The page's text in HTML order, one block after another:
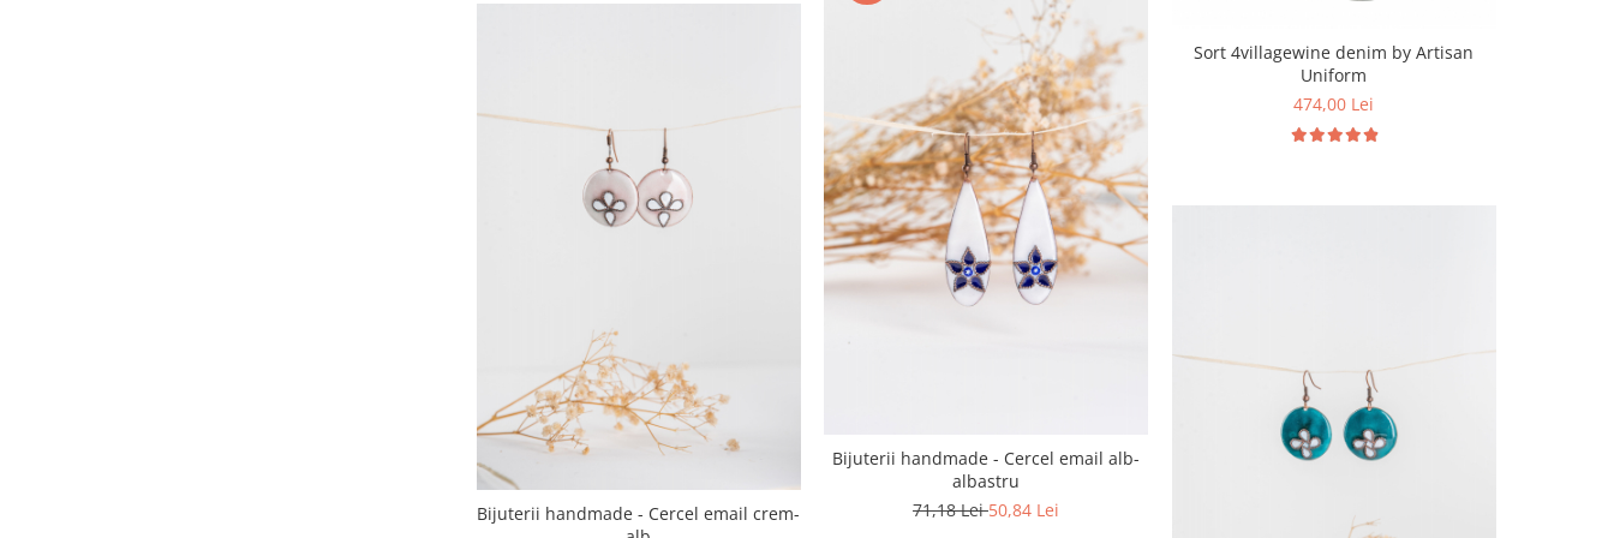
Sort 4villagewine denim by Artisan
Uniform
474,00 Lei
Bijuterii handmade - Cercel email alb-
albastru
71,18 Lei50,84 Lei
Bijuterii handmade - Cercel email crem-